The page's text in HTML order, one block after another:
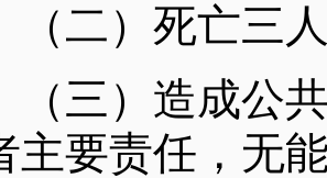
）死亡三人
）造成公共
主要责任，无